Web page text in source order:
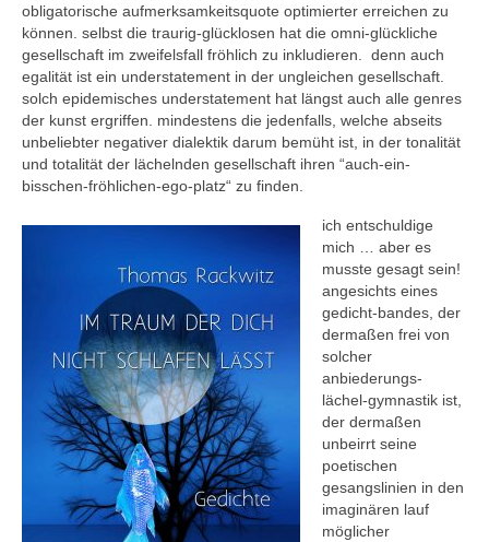
obligatorische aufmerksamkeitsquote optimierter erreichen zu
können. selbst die traurig-glücklosen hat die omni-glückliche
gesellschaft im zweifelsfall fröhlich zu inkludieren. denn auch
egalität ist ein understatement in der ungleichen gesellschaft.
solch epidemisches understatement hat längst auch alle genres
der kunst ergriffen. mindestens die jedenfalls, welche abseits
unbeliebter negativer dialektik darum bemüht ist, in der tonalität
und totalität der lächelnden gesellschaft ihren “auch-ein-
bisschen-fröhlichen-ego-platz“ zu finden.
ich entschuldige
mich … aber es
musste gesagt sein!
angesichts eines
gedicht-bandes, der
dermaßen frei von
solcher
anbiederungs-
lächel-gymnastik ist,
der dermaßen
unbeirrt seine
poetischen
gesangslinien in den
imaginären lauf
möglicher